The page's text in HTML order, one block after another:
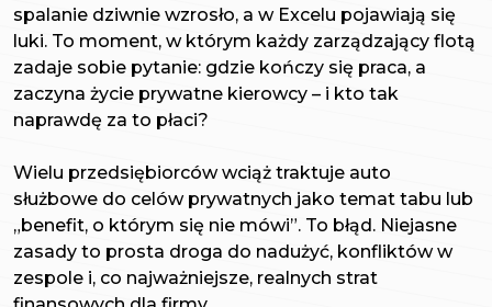
spalanie dziwnie wzrosło, a w Excelu pojawiają się
luki. To moment, w którym każdy zarządzający flotą
zadaje sobie pytanie: gdzie kończy się praca, a
zaczyna życie prywatne kierowcy – i kto tak
naprawdę za to płaci?
Wielu przedsiębiorców wciąż traktuje auto
służbowe do celów prywatnych jako temat tabu lub
„benefit, o którym się nie mówi”. To błąd. Niejasne
zasady to prosta droga do nadużyć, konfliktów w
zespole i, co najważniejsze, realnych strat